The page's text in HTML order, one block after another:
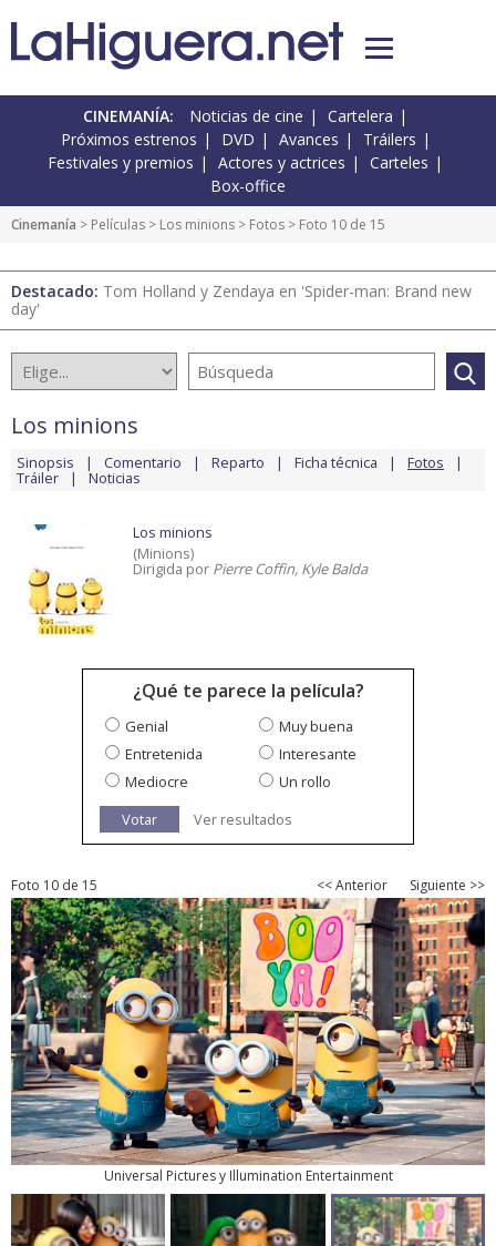
CINEMANÍA: Noticias de cine
Cartelera
Próximos estrenos
DVD Avances
Tráilers
Festivales y premios
Actores y actrices
Carteles
Box-office
Cinemanía > Películas > Los minions > Fotos > Foto 10 de 15
Destacado: Tom Holland y Zendaya en 'Spider-man: Brand new
day'
Los minions
Sinopsis Comentario Reparto Ficha técnica Fotos
Tráiler Noticias
Los minions
(Minions)
Dirigida por Pierre Coffin, Kyle Balda
¿Qué te parece la película?
Genial
Muy buena
Entretenida
Interesante
Mediocre
Un rollo
Votar
Ver resultados
Foto 10 de 15 << Anterior Siguiente >>
Universal Pictures y Illumination Entertainment